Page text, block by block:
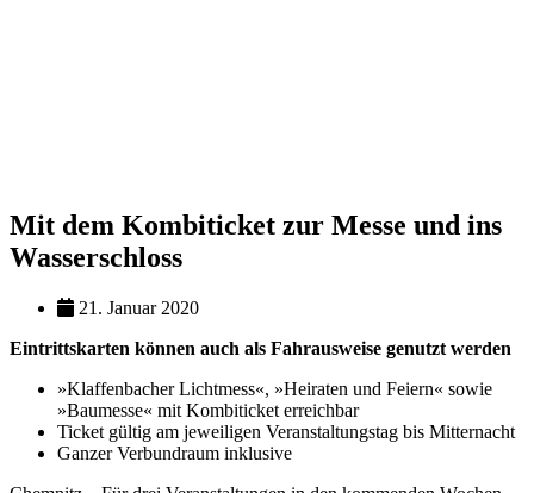
Mit dem Kombiticket zur Messe und ins
Wasserschloss
21. Januar 2020
Eintrittskarten können auch als Fahrausweise genutzt werden
»Klaffenbacher Lichtmess«, »Heiraten und Feiern« sowie
»Baumesse« mit Kombiticket erreichbar
Ticket gültig am jeweiligen Veranstaltungstag bis Mitternacht
Ganzer Verbundraum inklusive